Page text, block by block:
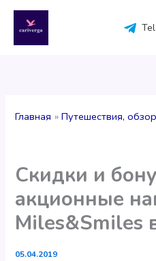
содержимому
Главная Путешествия,
Скидки и
акционные
Miles&Smiles
05.04.2019